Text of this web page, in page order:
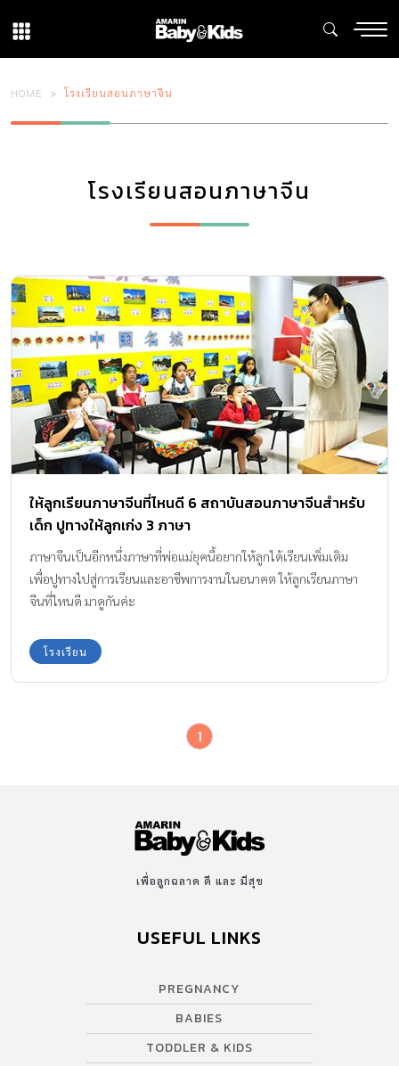
HOME โรงเรียนสอนภาษาจีน
โรงเรียนสอนภาษาจีน
ให้ลูกเรียนภาษาจีนที่ไหนดี 6 สถาบันสอนภาษาจีนสำหรับ
เด็ก ปูทางให้ลูกเก่ง 3 ภาษา
ภาษาจีนเป็นอีกหนึ่งภาษาที่พ่อแม่ยุคนี้อยากให้ลูกได้เรียนเพิ่มเติม
เพื่อปูทางไปสู่การเรียนและอาชีพการงานในอนาคต ให้ลูกเรียนภาษา
จีนที่ไหนดี มาดูกันค่ะ
โรงเรียน
1
เพื่อลูกฉลาด ดี และ มีสุข
USEFUL LINKS
PREGNANCY
BABIES
TODDLER & KIDS